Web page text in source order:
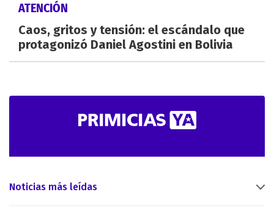
ATENCIÓN
Caos, gritos y tensión: el escándalo que
protagonizó Daniel Agostini en Bolivia
Noticias más leídas